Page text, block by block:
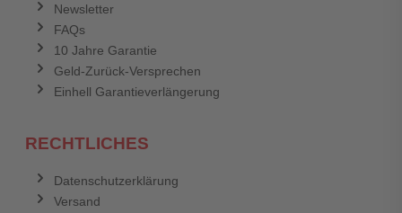
Newsletter
FAQs
10 Jahre Garantie
Geld-Zurück-Versprechen
Einhell Garantieverlängerung
RECHTLICHES
Datenschutzerklärung
Versand